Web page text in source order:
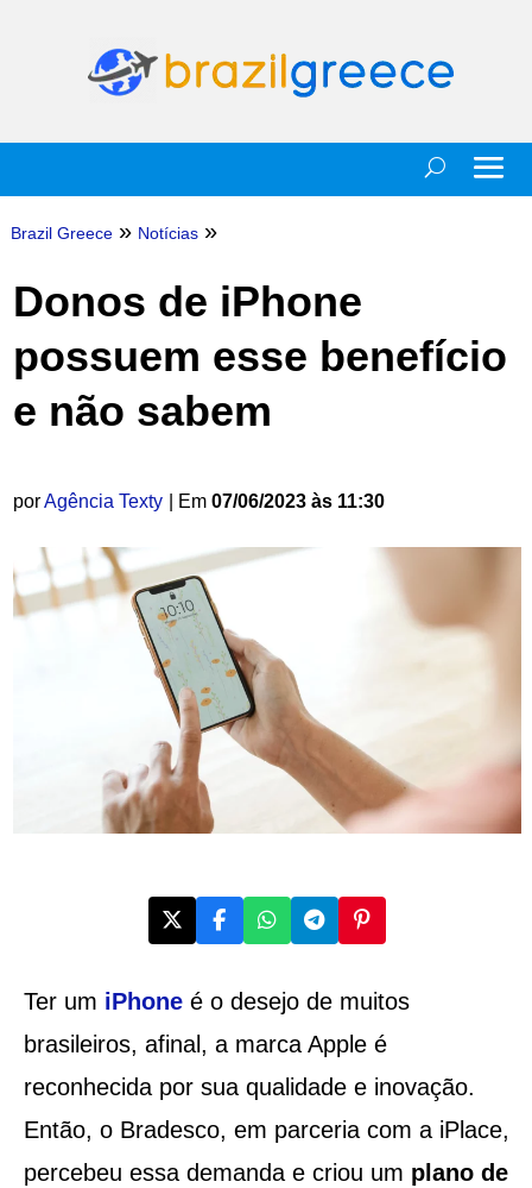
Brazil Greece » Notícias »
Donos de iPhone
possuem esse benefício
e não sabem
porAgência Texty | Em 07/06/2023 às 11:30
Ter um iPhoneé o desejo de muitos
brasileiros, afinal, a marca Apple é
reconhecida por sua qualidade e inovação.
Então, o Bradesco, em parceria com a iPlace,
percebeu essa demanda e criou um plano de